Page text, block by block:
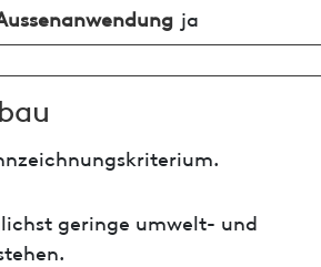
ja
geringe umwelt- und